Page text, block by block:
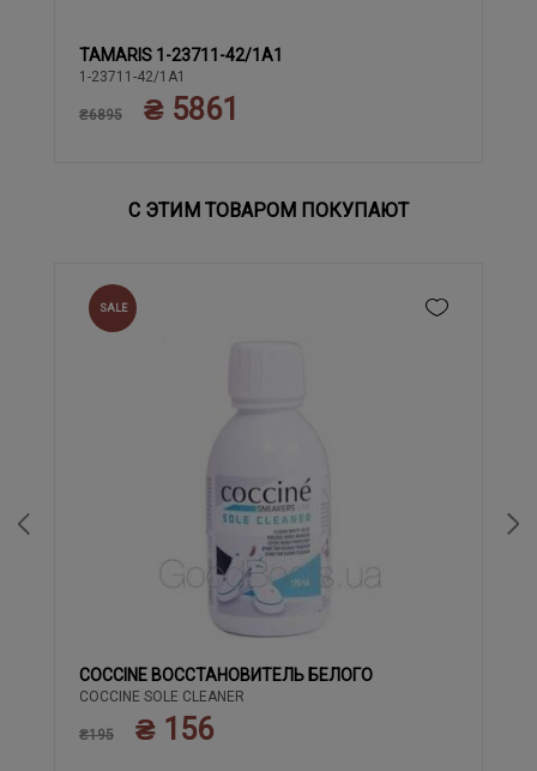
36 37 38 39 40
TAMARIS 1-23711-42/1A1
1-23711-42/1A1
₴6895 ₴ 5861
С ЭТИМ ТОВАРОМ ПОКУПАЮТ
SALE
COCCINE ВОССТАНОВИТЕЛЬ БЕЛОГО
COCCINE SOLE CLEANER
₴195 ₴ 156